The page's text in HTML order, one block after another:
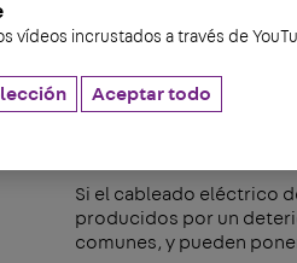
vídeos incrustados a través de
Aceptar todo
Seguridad
Si el cableado eléctrico
producidos por un
comunes, y pueden